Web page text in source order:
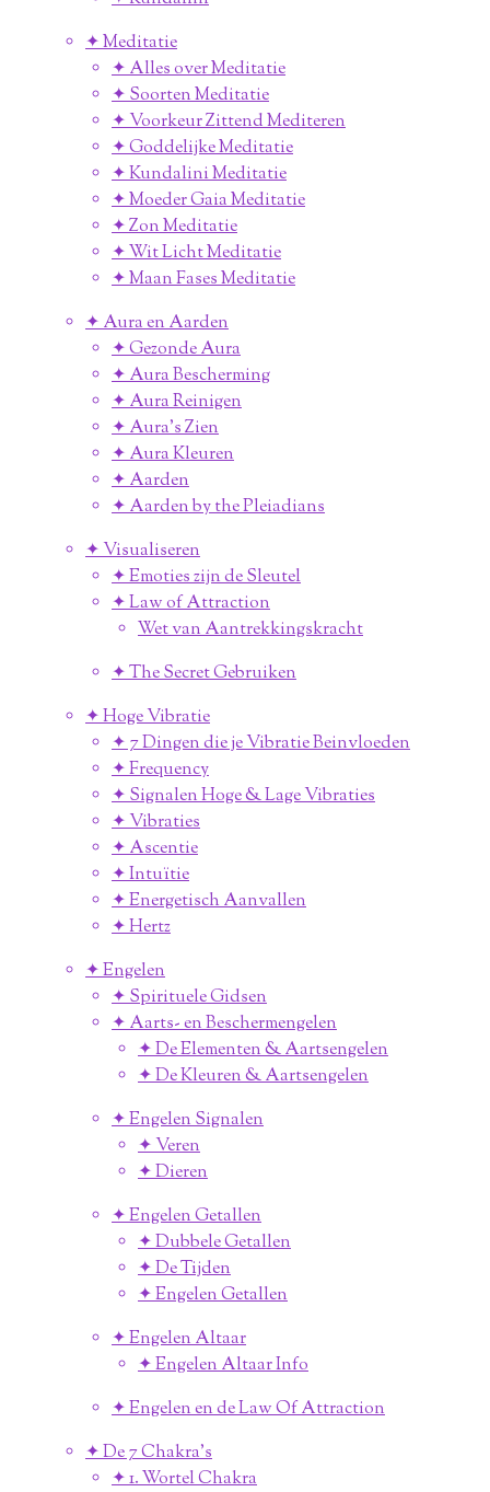
✦ Meditatie
✦ Alles over Meditatie
✦ Soorten Meditatie
✦ Voorkeur Zittend Mediteren
✦ Goddelijke Meditatie
✦ Kundalini Meditatie
✦ Moeder Gaia Meditatie
✦ Zon Meditatie
✦ Wit Licht Meditatie
✦ Maan Fases Meditatie
✦ Aura en Aarden
✦ Gezonde Aura
✦ Aura Bescherming
✦ Aura Reinigen
✦ Aura's Zien
✦ Aura Kleuren
✦ Aarden
✦ Aarden by the Pleiadians
✦ Visualiseren
✦ Emoties zijn de Sleutel
✦ Law of Attraction
Wet van Aantrekkingskracht
✦ The Secret Gebruiken
✦ Hoge Vibratie
✦ 7 Dingen die je Vibratie Beinvloeden
✦ Frequency
✦ Signalen Hoge & Lage Vibraties
✦ Vibraties
✦ Ascentie
✦ Intuïtie
✦ Energetisch Aanvallen
✦ Hertz
✦ Engelen
✦ Spirituele Gidsen
✦ Aarts- en Beschermengelen
✦ De Elementen & Aartsengelen
✦ De Kleuren & Aartsengelen
✦ Engelen Signalen
✦ Veren
✦ Dieren
✦ Engelen Getallen
✦ Dubbele Getallen
✦ De Tijden
✦ Engelen Getallen
✦ Engelen Altaar
✦ Engelen Altaar Info
✦ Engelen en de Law Of Attraction
✦ De 7 Chakra's
✦ 1. Wortel Chakra